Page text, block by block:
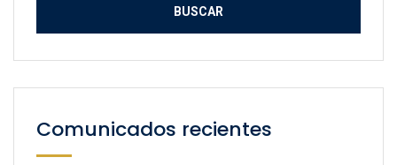
Comunicados recientes